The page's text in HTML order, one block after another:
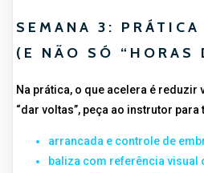
SEMANA 3:
(E NÃO SÓ “HORAS
Na prática, o que acelera é reduzir
“dar voltas”, peça ao instrutor para
arrancada e controle de
baliza com referência visual